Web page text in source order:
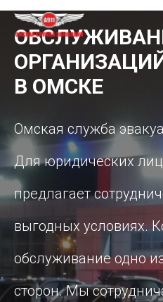
В ОМСКЕ
Омская служба
Для юридических
предлагает
выгодных условиях.
обслуживание одно
сторон. Мы